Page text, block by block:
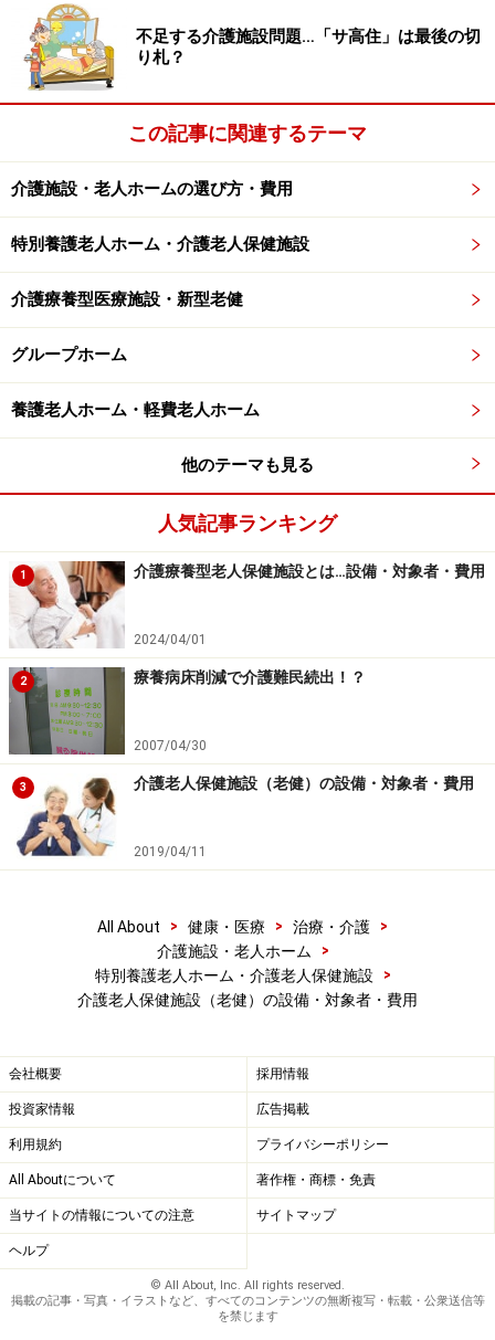
ニットケア型の場合は、20万円を超えるケースも少なく
ありません。
介護老人保健施設の対象者・費用・申込先
■対象者
要介護1以上だが、実際には重度の人優先で、胃ろうや
酸素吸入などの医療措置が必要な人などが主な対象とな
る。
介護保険施設サービス費の1割、居住費、食費、その他
雑費。
どんな施設があるかについては、地域包括支援センター
または市区町村の福祉担当窓口へ。申し込みは直接施設
に行うか、市区町村の福祉担当窓口へ。
※記事内容は執筆時点のものです。最新の内容をご確認くださ
い。
※当サイトにおける医師・医療従事者等による情報の提供は、診
断・治療行為ではありません。診断・治療を必要とする方は、適
切な医療機関での受診をおすすめいたします。記事内容は執筆者
個人の見解によるものであり、全ての方への有効性を保証するも
のではありません。当サイトで提供する情報に基づいて被ったい
かなる損害についても、当社、各ガイド、その他当社と契約した
情報提供者は一切の責任を負いかねます。
免責事項
不足する介護施設問題…「サ高住」は最後の切
り札？
この記事に関連するテーマ
介護施設・老人ホームの選び方・費用
特別養護老人ホーム・介護老人保健施設
介護療養型医療施設・新型老健
グループホーム
養護老人ホーム・軽費老人ホーム
他のテーマも見る
人気記事ランキング
1 介護療養型老人保健施設とは…設備・対象者・費用
2024/04/01
2 療養病床削減で介護難民続出！？
2007/04/30
3 介護老人保健施設（老健）の設備・対象者・費用
2019/04/11
All About > 健康・医療 > 治療・介護
>
介護施設・老人ホーム
>
特別養護老人ホーム・介護老人保健施設
>
介護老人保健施設（老健）の設備・対象者・費用
会社概要 採用情報
投資家情報 広告掲載
利用規約 プライバシーポリシー
All Aboutについて 著作権・商標・免責
当サイトの情報についての注意 サイトマップ
ヘルプ
© All About, Inc. All rights reserved.
掲載の記事・写真・イラストなど、すべてのコンテンツの無断複写・転載・公衆送信等
を禁じます